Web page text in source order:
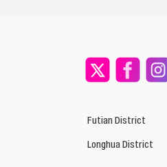
Futian District
Longhua District